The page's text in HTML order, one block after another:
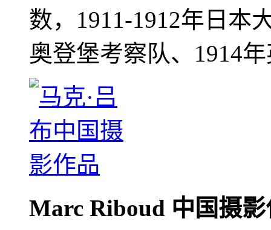
数，1911-1912年日本
奥登堡考察队、1914
Marc Riboud 中国摄